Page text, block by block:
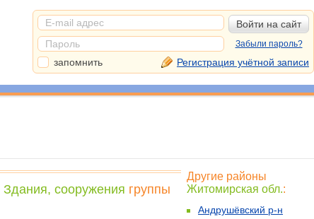
Забыли пароль?
Регистрация учётной записи
запомнить
Здания, сооружения группы
Другие районы
Житомирская обл.:
Андрушёвский р-н